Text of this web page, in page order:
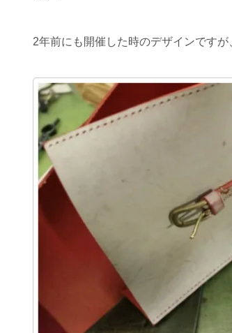
2年前にも開催した時のデザインです